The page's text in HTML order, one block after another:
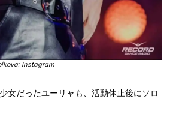
Instagram
女だったユーリャも、活動休止後にソロ